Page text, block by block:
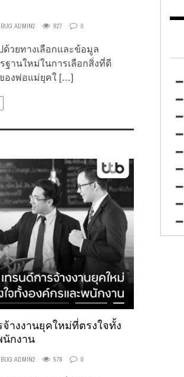
ADMIN2 827 0
ด้วยทางเลือกและข้อมูล
ฐานใหม่ในการเลือกสิ่งที่ดี
องพ่อแม่ยุคใ […]
จ้างงานยุคใหม่ที่ตรงใจทั้ง
นักงาน
ADMIN2 578 0